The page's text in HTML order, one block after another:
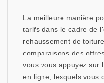
La meilleure manière
tarifs dans le cadre de
rehaussement de
comparaisons des
vous vous appuyez sur
en ligne, lesquels vous